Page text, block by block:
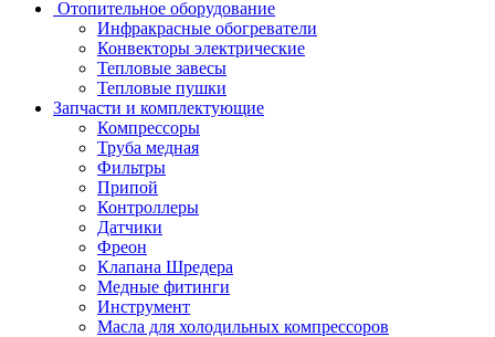
Отопительное оборудование
Инфракрасные обогреватели
Конвекторы электрические
Тепловые завесы
Тепловые пушки
Запчасти и комплектующие
Компрессоры
Труба медная
Фильтры
Припой
Контроллеры
Датчики
Фреон
Клапана Шредера
Медные фитинги
Инструмент
Масла для холодильных компрессоров